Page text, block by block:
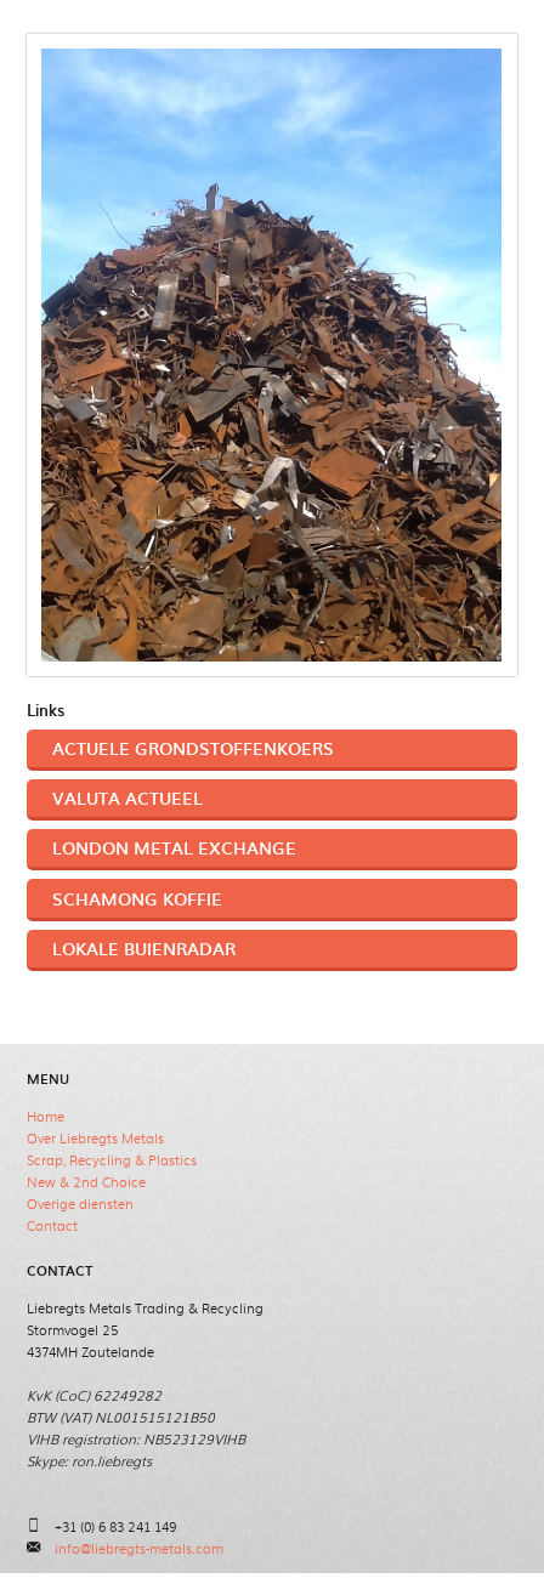
Links
ACTUELE GRONDSTOFFENKOERS
VALUTA ACTUEEL
LONDON METAL EXCHANGE
SCHAMONG KOFFIE
LOKALE BUIENRADAR
MENU
Home
Over Liebregts Metals
Scrap, Recycling & Plastics
New & 2nd Choice
Overige diensten
Contact
CONTACT
Liebregts Metals Trading & Recycling
Stormvogel 25
4374MH Zoutelande
KvK (CoC) 62249282
BTW (VAT) NL001515121B50
VIHB registration: NB523129VIHB
Skype: ron.liebregts
+31 (0) 6 83 241 149
k info@liebregts-metals.com